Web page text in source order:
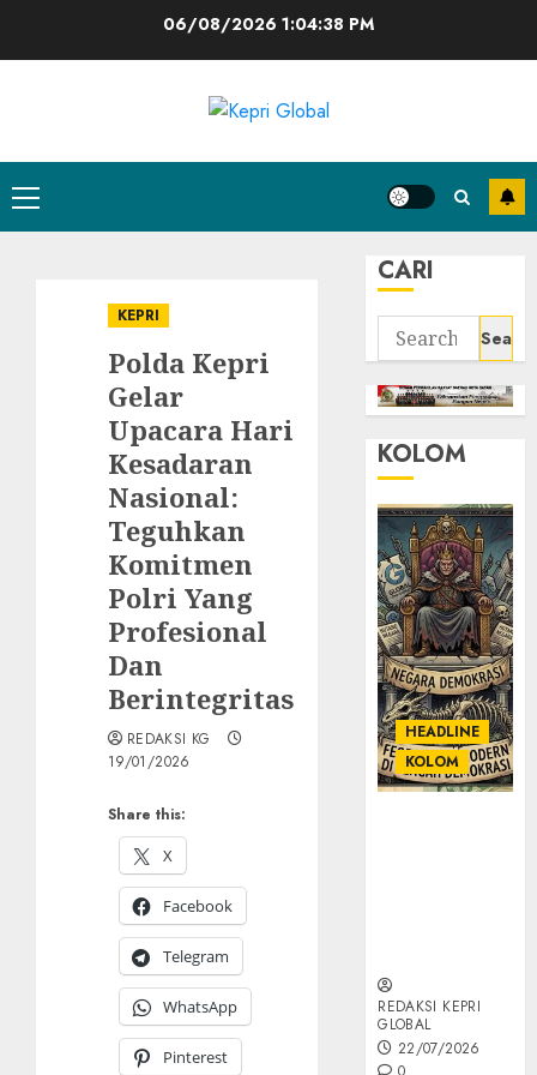
06/08/2026 1:04:39 PM
Primary
Menu
KEPRI
Polda Kepri
Gelar
Upacara Hari
Kesadaran
Nasional:
Teguhkan
Komitmen
Polri Yang
Profesional
Dan
Berintegritas
Share this:
X
Facebook
Telegram
WhatsApp
Pinterest
REDAKSI KG
19/01/2026
CARI
Search
for:
KOLOM
HEADLINE
KOLOM
REDAKSI KEPRI
GLOBAL
22/07/2026